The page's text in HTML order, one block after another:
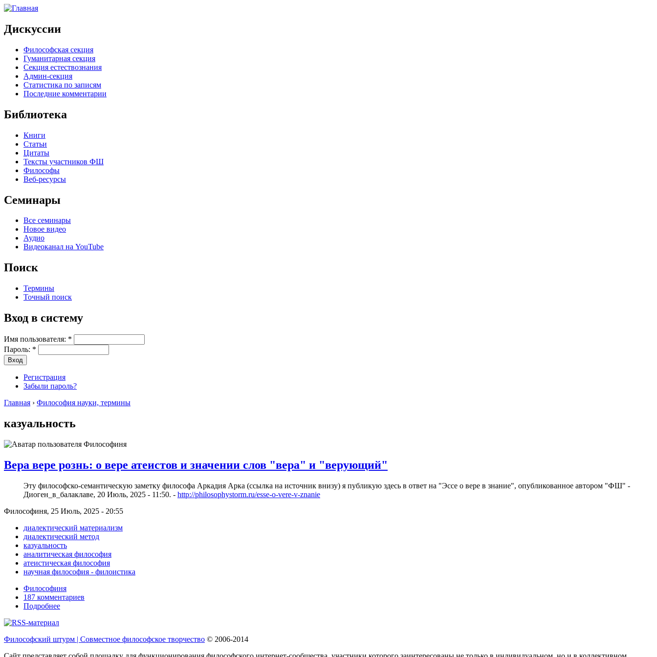
Дискуссии
Философская секция
Гуманитарная секция
Секция естествознания
Админ-секция
Статистика по записям
Последние комментарии
Библиотека
Книги
Статьи
Цитаты
Тексты участников ФШ
Философы
Веб-ресурсы
Семинары
Все семинары
Новое видео
Аудио
Видеоканал на YouTube
Поиск
Термины
Точный поиск
Вход в систему
Имя пользователя: *
Пароль: *
Регистрация
Забыли пароль?
Главная › Философия науки, термины
казуальность
Вера вере рознь: о вере атеистов и значении слов "вера" и "верующий"
Эту философско-семантическую заметку философа Аркадия Арка (ссылка на источник внизу) я публикую здесь в ответ на "Эссе о вере в знание", опубликованное автором "ФШ" -
Диоген_в_балаклаве, 20 Июль, 2025 - 11:50. - http://philosophystorm.ru/esse-o-vere-v-znanie
Философиня, 25 Июль, 2025 - 20:55
диалектический материализм
диалектический метод
казуальность
аналитическая философия
атеистическая философия
научная философия - филоистика
Философиня
187 комментариев
Подробнее
Философский штурм | Совместное философское творчество © 2006-2014